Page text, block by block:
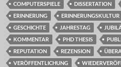
COMPUTERSPIELE DISSERTATION
ERINNERUNG
ERINNERUNGSKULTUR
GESCHICHTE
JAHRESTAG
KOMMENTAR
PHD THESIS
REPUTATION
REZENSION
VERÖFFENTLICHUNG